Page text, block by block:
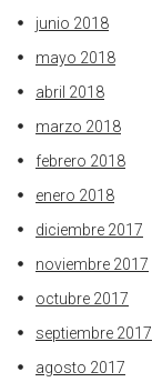
junio 2018
mayo 2018
abril 2018
marzo 2018
febrero 2018
enero 2018
diciembre 2017
noviembre 2017
octubre 2017
septiembre 2017
agosto 2017